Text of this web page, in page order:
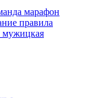
марафон
правила
мужицкая